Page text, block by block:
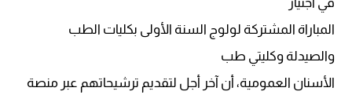
المباراة المشتركة لولوج السنة الأولى بكليات الطب
والصيدلة وكليتي طب
الأسنان العمومية، أن آخر أجل لتقديم ترشيحاتهم عبر منصة